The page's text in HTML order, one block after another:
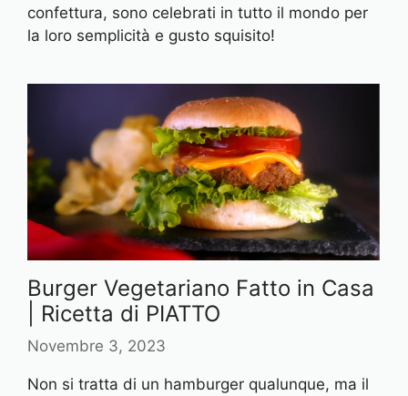
confettura, sono celebrati in tutto il mondo per
la loro semplicità e gusto squisito!
Burger Vegetariano Fatto in Casa
| Ricetta di PIATTO
Novembre 3, 2023
Non si tratta di un hamburger qualunque, ma il